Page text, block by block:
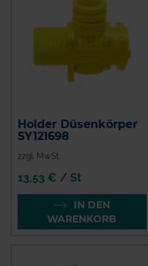
Holder Düsenkörper
SY121698
zzgl. MwSt.
13,53 € / St
IN DEN
WARENKORB